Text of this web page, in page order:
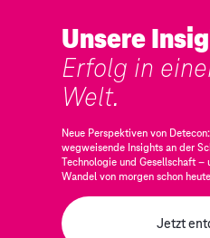
Unsere
Erfolg in
Welt.
Neue Perspektiven von
wegweisende Insights an der
Technologie und Gesellschaft –
Wandel von morgen schon
Jetzt